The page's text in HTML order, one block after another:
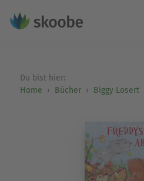
Du bist hier:
Home
Bücher Biggy Losert